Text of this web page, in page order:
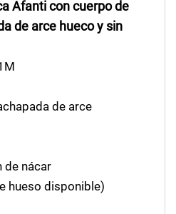
Afanti con cuerpo de
de arce hueco y sin
de arce
de nácar
hueso disponible)